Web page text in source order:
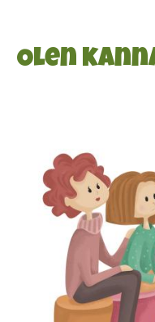
Kohus
Korduma
Olen